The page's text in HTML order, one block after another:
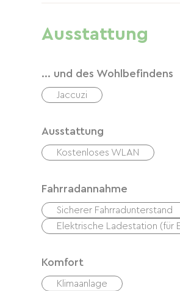
Ausstattung
... und des Wohlbefindens
Jaccuzi
Ausstattung
Kostenloses WLAN
Fahrradannahme
Sicherer Fahrradunterstand
Elektrische Ladestation (für
Komfort
Klimaanlage